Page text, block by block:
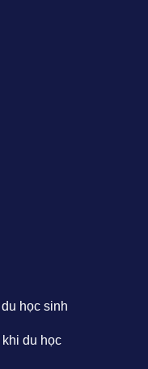
học sinh
du học